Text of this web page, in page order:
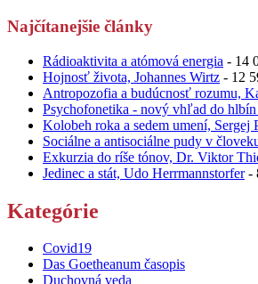
Najčítanejšie články
Rádioaktivita a atómová energia - 14
Hojnosť života, Johannes Wirtz - 12
Antropozofia a budúcnosť rozumu,
Psychofonetika - nový vhľad do hlbín
Kolobeh roka a sedem umení, Sergej
Sociálne a antisociálne pudy v
Exkurzia do ríše tónov, Dr. Viktor
Jedinec a stát, Udo Herrmannstorfer-
Kategórie
Covid19
Das Goetheanum časopis
Duchovná veda